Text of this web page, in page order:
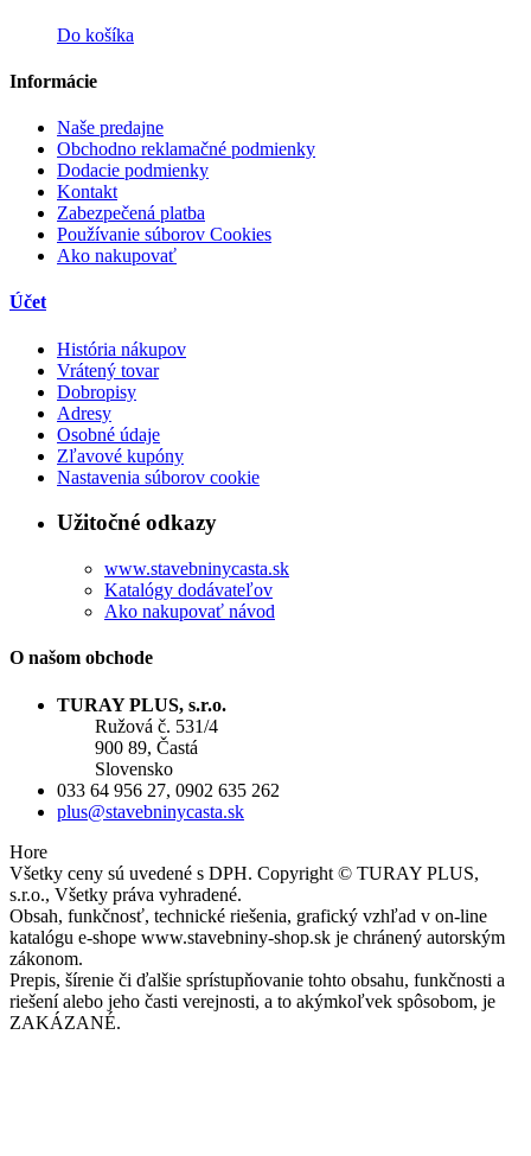
Do košíka
Informácie
Naše predajne
Obchodno reklamačné podmienky
Dodacie podmienky
Kontakt
Zabezpečená platba
Používanie súborov Cookies
Ako nakupovať
Účet
História nákupov
Vrátený tovar
Dobropisy
Adresy
Osobné údaje
Zľavové kupóny
Nastavenia súborov cookie
Užitočné odkazy
www.stavebninycasta.sk
Katalógy dodávateľov
Ako nakupovať návod
O našom obchode
TURAY PLUS, s.r.o.
Ružová č. 531/4
900 89, Častá
Slovensko
033 64 956 27, 0902 635 262
plus@stavebninycasta.sk
Hore
Všetky ceny sú uvedené s DPH. Copyright © TURAY PLUS,
s.r.o., Všetky práva vyhradené.
Obsah, funkčnosť, technické riešenia, grafický vzhľad v on-line
katalógu e-shope www.stavebniny-shop.sk je chránený autorským
zákonom.
Prepis, šírenie či ďalšie sprístupňovanie tohto obsahu, funkčnosti a
riešení alebo jeho časti verejnosti, a to akýmkoľvek spôsobom, je
ZAKÁZANÉ.